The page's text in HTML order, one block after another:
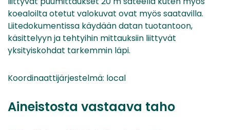
koealoilta otetut valokuvat ovat myös saatavilla.
Liitedokumentissa käydään datan tuotantoon,
käsittelyyn ja tehtyihin mittauksiin liittyvät
yksityiskohdat tarkemmin läpi.
Koordinaattijärjestelmä: local
Aineistosta vastaava taho